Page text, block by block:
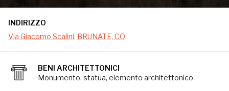
INDIRIZZO
Via Giacomo Scalini, BRUNATE, CO
BENI ARCHITETTONICI
Monumento, statua, elemento architettonico
in località San Maurizio, è un monumento unico nel suo
genere. Caso eccezionale di faro situato in montagna, a
Alessandro Volta, l'inventore della pila e scopritore del